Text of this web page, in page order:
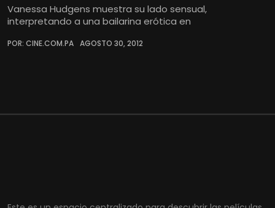
Vanessa Hudgens muestra su lado sensual,
interpretando a una bailarina erótica en
POR: CINE.COM.PA AGOSTO 30, 2012